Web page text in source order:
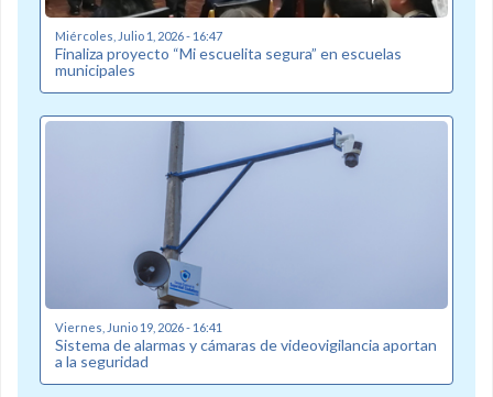
Miércoles, Julio 1, 2026 - 16:47
Finaliza proyecto “Mi escuelita segura” en escuelas
municipales
Viernes, Junio 19, 2026 - 16:41
Sistema de alarmas y cámaras de videovigilancia aportan
a la seguridad